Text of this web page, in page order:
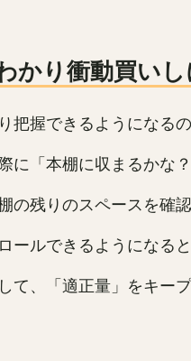
かり衝動買い
把握できるようになる
に「本棚に収まるかな
の残りのスペースを確
ールできるようになる
て、「適正量」をキー